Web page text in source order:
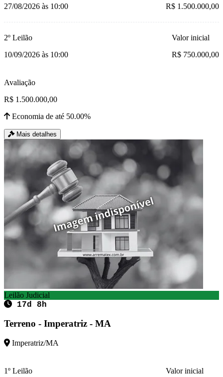
27/08/2026 às 10:00
R$ 1.500.000,00
2º Leilão
10/09/2026 às 10:00
Valor inicial
R$ 750.000,00
Avaliação
R$ 1.500.000,00
Economia de até 50.00%
Mais detalhes
Leilão Judicial
17d 8h
Terreno - Imperatriz - MA
Imperatriz/MA
1º Leilão
Valor inicial